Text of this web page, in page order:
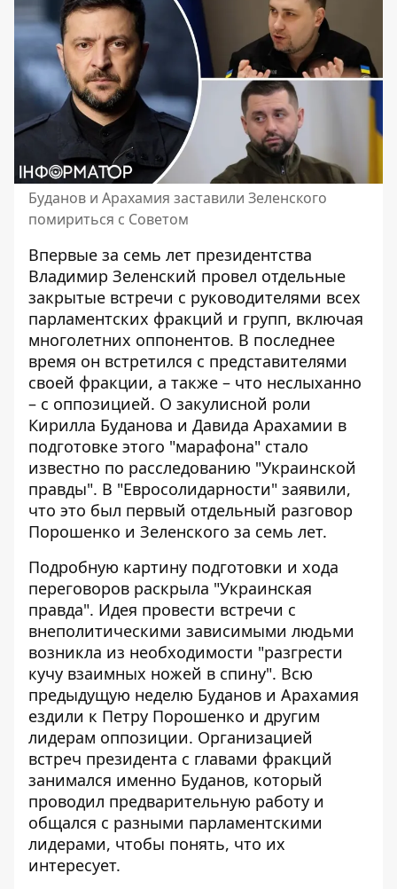
Буданов и Арахамия заставили Зеленского
помириться с Советом
Впервые за семь лет президентства
Владимир Зеленский провел отдельные
закрытые встречи с руководителями всех
парламентских фракций и групп, включая
многолетних оппонентов. В последнее
время он встретился с представителями
своей фракции, а также – что неслыханно
– с оппозицией. О закулисной роли
Кирилла Буданова и Давида Арахамии в
подготовке этого "марафона" стало
известно по расследованию "Украинской
правды". В "Евросолидарности" заявили,
что это был первый отдельный разговор
Порошенко и Зеленского за семь лет.
Подробную картину подготовки и хода
переговоров раскрыла "Украинская
правда". Идея провести встречи с
внеполитическими зависимыми людьми
возникла из необходимости "разгрести
кучу взаимных ножей в спину". Всю
предыдущую неделю Буданов и Арахамия
ездили к Петру Порошенко и другим
лидерам оппозиции. Организацией
встреч президента с главами фракций
занимался именно Буданов, который
проводил предварительную работу и
общался с разными парламентскими
лидерами, чтобы понять, что их
интересует.